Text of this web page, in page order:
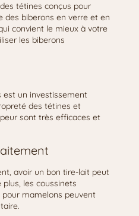
tétines conçus pour
des biberons en verre et en
convient le mieux à votre
les biberons
est un investissement
des tétines et
sont très efficaces et
avoir un bon tire-lait peut
les coussinets
mamelons peuvent